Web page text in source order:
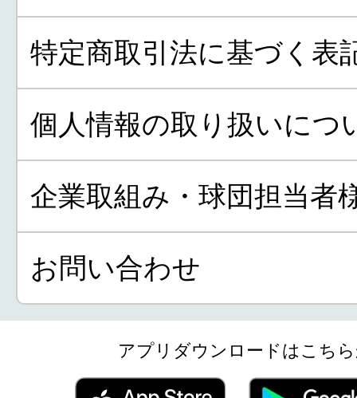
特定商取引法に基づく表
個人情報の取り扱いにつ
企業取組み・球団担当者
お問い合わせ
アプリダウンロードはこち